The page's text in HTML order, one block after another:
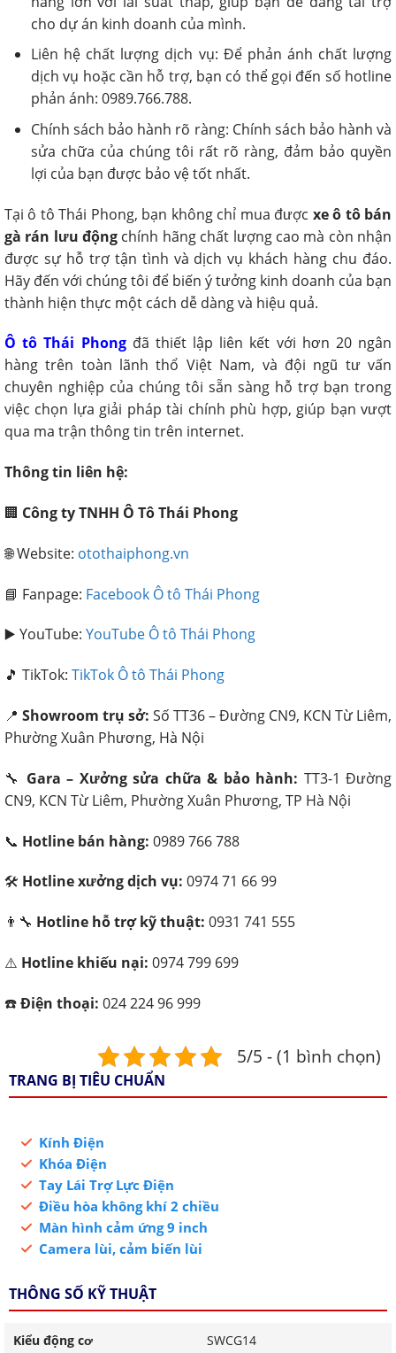
cho dự án kinh doanh của mình.
Liên hệ chất lượng dịch vụ: Để phản ánh chất lượng
dịch vụ hoặc cần hỗ trợ, bạn có thể gọi đến số hotline
phản ánh: 0989.766.788.
Chính sách bảo hành rõ ràng: Chính sách bảo hành và
sửa chữa của chúng tôi rất rõ ràng, đảm bảo quyền
lợi của bạn được bảo vệ tốt nhất.
Tại ô tô Thái Phong, bạn không chỉ mua được xe ô tô bán
gà rán lưu động chính hãng chất lượng cao mà còn nhận
được sự hỗ trợ tận tình và dịch vụ khách hàng chu đáo.
Hãy đến với chúng tôi để biến ý tưởng kinh doanh của bạn
thành hiện thực một cách dễ dàng và hiệu quả.
Ô tô Thái Phongđã thiết lập liên kết với hơn 20 ngân
hàng trên toàn lãnh thổ Việt Nam, và đội ngũ tư vấn
chuyên nghiệp của chúng tôi sẵn sàng hỗ trợ bạn trong
việc chọn lựa giải pháp tài chính phù hợp, giúp bạn vượt
qua ma trận thông tin trên internet.
Thông tin liên hệ:
🏢 Công ty TNHH Ô Tô Thái Phong
🌐 Website: otothaiphong.vn
📘 Fanpage: Facebook Ô tô Thái Phong
▶️ YouTube: YouTube Ô tô Thái Phong
🎵 TikTok: TikTok Ô tô Thái Phong
📍 Showroom trụ sở: Số TT36 – Đường CN9, KCN Từ Liêm,
Phường Xuân Phương, Hà Nội
🔧 Gara – Xưởng sửa chữa & bảo hành: TT3-1 Đường
CN9, KCN Từ Liêm, Phường Xuân Phương, TP Hà Nội
📞 Hotline bán hàng: 0989 766 788
🛠️ Hotline xưởng dịch vụ: 0974 71 66 99
👨‍🔧 Hotline hỗ trợ kỹ thuật: 0931 741 555
⚠️ Hotline khiếu nại: 0974 799 699
☎️Điện thoại: 024 224 96 999
5/5 - (1 bình chọn)
TRANG BỊ TIÊU CHUẨN
Kính Điện
Khóa Điện
Tay Lái Trợ Lực Điện
Điều hòa không khí 2 chiều
Màn hình cảm ứng 9 inch
Camera lùi, cảm biến lùi
THÔNG SỐ KỸ THUẬT
Kiểu động cơ SWCG14